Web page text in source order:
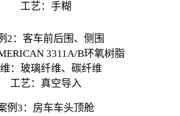
工艺：手糊
2：客车前后围、侧围
3311A/B环氧树脂
：玻璃纤维、碳纤维
工艺：真空导入
例3：房车车头顶舱